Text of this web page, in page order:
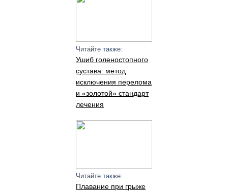
Читайте также:
Ушиб голеностопного
сустава: метод
исключения перелома
и «золотой» стандарт
лечения
Читайте также:
Плавание при грыже